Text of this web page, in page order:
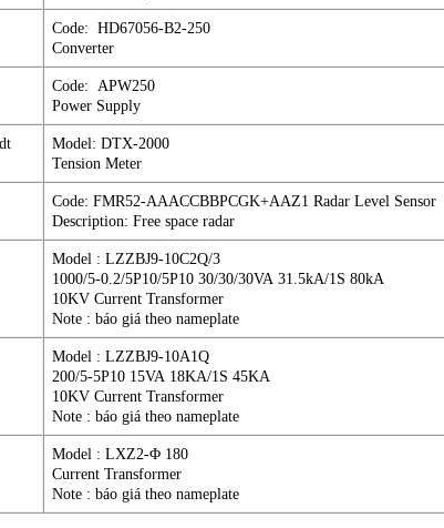
Code: HD67056-B2-250
Converter
Code: APW250
Power Supply
Model: DTX-2000
Tension Meter
Code: FMR52-AAACCBBPCGK+AAZ1 Radar Level Sensor
Description: Free space radar
Model : LZZBJ9‐10C2Q/3
1000/5-0.2/5P10/5P10 30/30/30VA 31.5kA/1S 80kA
10KV Current Transformer
Note : báo giá theo nameplate
Model : LZZBJ9-10A1Q
200/5-5P10 15VA 18KA/1S 45KA
10KV Current Transformer
Note : báo giá theo nameplate
Model : LXZ2-Φ 180
Current Transformer
Note : báo giá theo nameplate